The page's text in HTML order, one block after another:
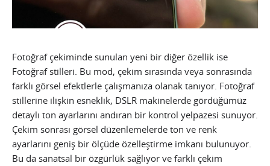
Fotoğraf çekiminde sunulan yeni bir diğer özellik ise
Fotoğraf stilleri. Bu mod, çekim sırasında veya sonrasında
farklı görsel efektlerle çalışmanıza olanak tanıyor. Fotoğraf
stillerine ilişkin esneklik, DSLR makinelerde gördüğümüz
detaylı ton ayarlarını andıran bir kontrol yelpazesi sunuyor.
Çekim sonrası görsel düzenlemelerde ton ve renk
ayarlarını geniş bir ölçüde özelleştirme imkanı bulunuyor.
Bu da sanatsal bir özgürlük sağlıyor ve farklı çekim